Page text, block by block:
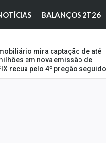
BALANÇOS 2T26
mira captação de até
em nova emissão de
recua pelo 4º pregão seguido